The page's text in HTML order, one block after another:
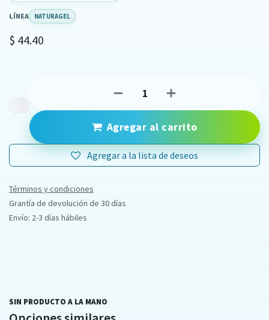
LÍNEA NATURAGEL
$ 44.40
Agregar al carrito
Agregar a la lista de deseos
Términos y condiciones
Grantía de devolución de 30 días
Envío: 2-3 días hábiles
SIN PRODUCTO A LA MANO